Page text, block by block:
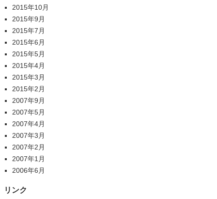
2015年10月
2015年9月
2015年7月
2015年6月
2015年5月
2015年4月
2015年3月
2015年2月
2007年9月
2007年5月
2007年4月
2007年3月
2007年2月
2007年1月
2006年6月
リンク